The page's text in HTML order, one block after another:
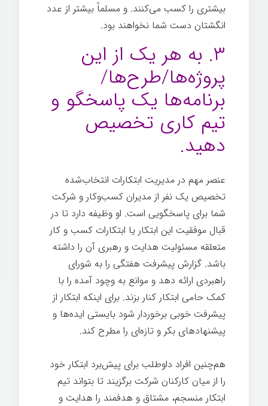
بیشتری را کسب می‌کنند. و مسلماً بیشتر از عدد
انگشتان دست شما نخواهند بود.
۳. به هر یک از این
پروژه‌ها/طرح‌ها/
برنامه‌ها یک پاسخگو و
تیم کاری تخصیص
دهید.
عنصر مهم در مدیریت ابتکارات انتخاب‌شده
تخصیص یک نفر از مدیران کسب‌وکار و شرکت
شما برای پاسخگویی است. او وظیفه دارد تا در
قبال موفقیت این ابتکار یا ابتکارات کسب و کار
متعلقه مسئولیت هدایت و رهبری آن را داشته
باشد. گزارش پیشرفت هفتگی را به شورای
راهبردی ارائه دهد و موانع به وچود آمده را با
کمک حامی ابتکار کنار بزند. برای اینکه ابتکار از
پیشرفت خوبی برخوردار شود بایستی ایده‌ها و
پیشنهادهای بکر و تازه‌ای را مطرح کند.
هم‌چنین افراد داوطلب برای پیش‌برد ابتکار خود
را از میان کارکنان شرکت برگزیند تا بتواند تیم
ابتکار منسجم، مشتاق و هدفمند را هدایت و